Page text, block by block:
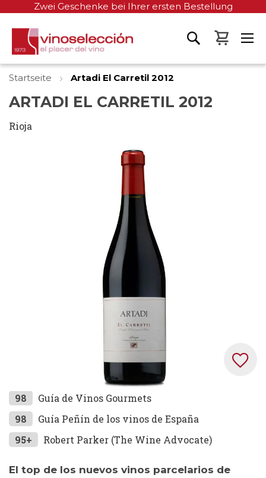
Zwei Geschenke bei Ihrer ersten Bestellung
Mein
Startseite Artadi El Carretil 2012
ARTADI EL CARRETIL 2012
Rioja
Zum
Anfang
der
Bildgalerie
98
Guía de Vinos Gourmets
98
Guía Peñín de los vinos de España
95+
Robert Parker (The Wine Advocate)
El top de los nuevos vinos parcelarios de